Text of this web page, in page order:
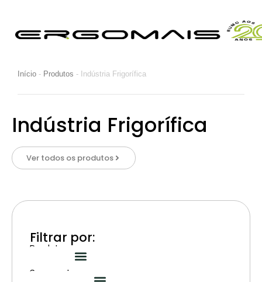
Início - Produtos - Indústria Frigorífica
Indústria Frigorífica
Ver todos os produtos
Filtrar por:
Produtos
Segmentos